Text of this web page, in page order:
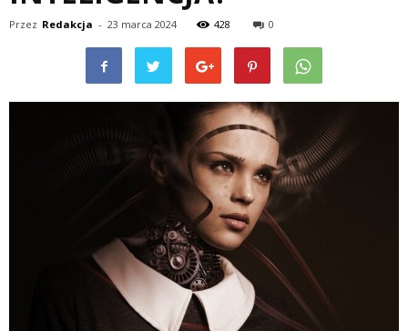
Przez Redakcja - 23 marca 2024 428 0